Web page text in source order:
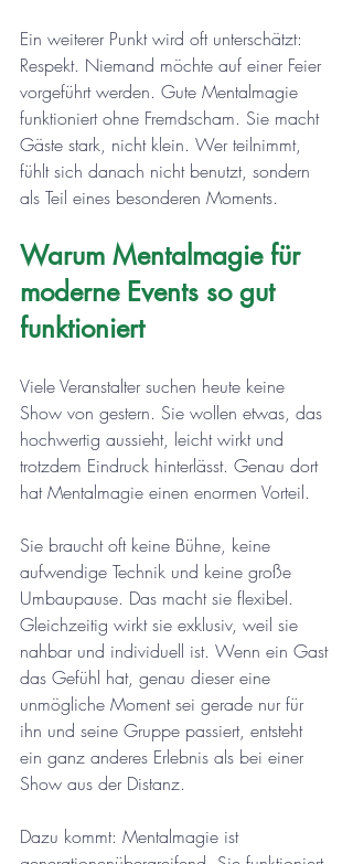
Ein weiterer Punkt wird oft unterschätzt:
Respekt. Niemand möchte auf einer Feier
vorgeführt werden. Gute Mentalmagie
funktioniert ohne Fremdscham. Sie macht
Gäste stark, nicht klein. Wer teilnimmt,
fühlt sich danach nicht benutzt, sondern
als Teil eines besonderen Moments.
Warum Mentalmagie für
moderne Events so gut
funktioniert
Viele Veranstalter suchen heute keine
Show von gestern. Sie wollen etwas, das
hochwertig aussieht, leicht wirkt und
trotzdem Eindruck hinterlässt. Genau dort
hat Mentalmagie einen enormen Vorteil.
Sie braucht oft keine Bühne, keine
aufwendige Technik und keine große
Umbaupause. Das macht sie flexibel.
Gleichzeitig wirkt sie exklusiv, weil sie
nahbar und individuell ist. Wenn ein Gast
das Gefühl hat, genau dieser eine
unmögliche Moment sei gerade nur für
ihn und seine Gruppe passiert, entsteht
ein ganz anderes Erlebnis als bei einer
Show aus der Distanz.
Dazu kommt: Mentalmagie ist